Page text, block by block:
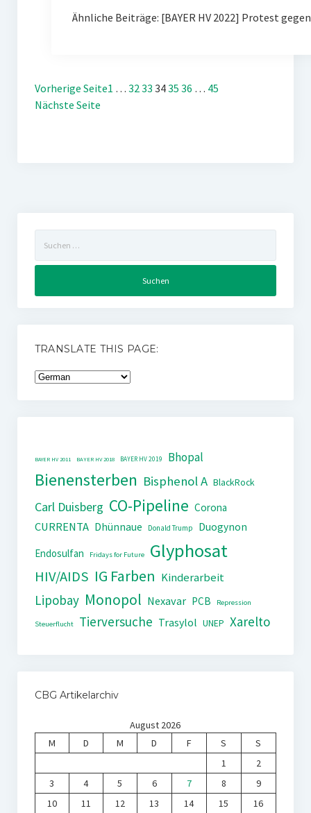
Ähnliche Beiträge: [BAYER HV 2022] Protest
Vorherige Seite1 … 3233 3435 36 … 45
Nächste Seite
nach:
TRANSLATE THIS PAGE:
BAYER HV 2011 BAYER HV 2018 BAYER HV 2019 Bhopal
Bienensterben Bisphenol A BlackRock
Carl Duisberg CO-Pipeline Corona
CURRENTA Dhünnaue Donald Trump
Duogynon
Endosulfan
Fridays for Future Glyphosat
HIV/AIDS IG Farben Kinderarbeit
Lipobay Monopol Nexavar PCB Repression
Steuerflucht Tierversuche Trasylol UNEP Xarelto
CBG Artikelarchiv
August 2026
M
D M D F S
S
1
2
3
4 5 6 7 8
9
10
11 12 13 14 15 16